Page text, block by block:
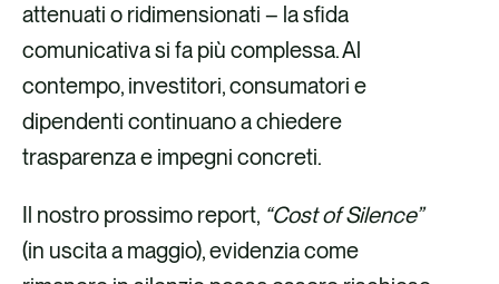
attenuati o ridimensionati – la sfida
comunicativa si fa più complessa. Al
contempo, investitori, consumatori e
dipendenti continuano a chiedere
trasparenza e impegni concreti.
Il nostro prossimo report, “Cost of Silence”
(in uscita a maggio), evidenzia come